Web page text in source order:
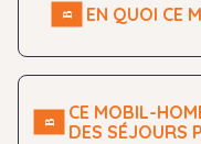
Liseuses
Rideaux occultants
Volets roulants
EN QUOI CE
CE MOBIL-
DES SÉJOURS